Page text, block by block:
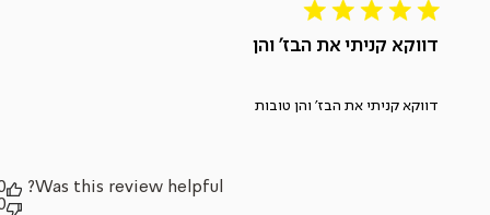
דווקא קניתי את הבז' והן
דווקא קניתי את הבז' והן טובות
Was this review helpful?